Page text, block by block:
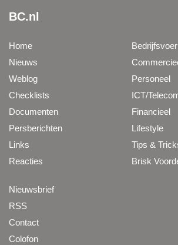
BC.nl
Home
Nieuws
Weblog
Checklists
Documenten
Persberichten
Links
Reacties
Personeel
ICT/
Financieel
Lifestyle
Tips &
Brisk
Nieuwsbrief
RSS
Contact
Colofon